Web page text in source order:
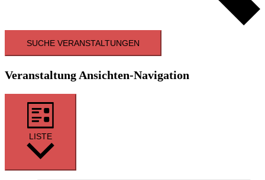
SUCHE VERANSTALTUNGEN
Veranstaltung Ansichten-Navigation
LISTE